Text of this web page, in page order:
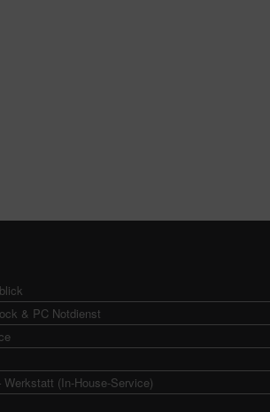
& PC Notdienst
(In-House-Service)